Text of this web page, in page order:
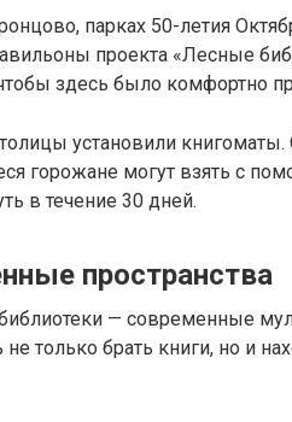
парках 50-летия
проекта «Лесные
здесь было комфортно
установили
горожане могут взять с
в течение 30 дней.
пространства
— современные
только брать книги, но и